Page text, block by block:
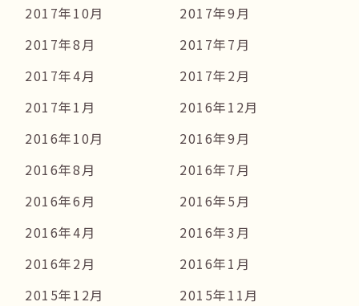
2017年10月
2017年9月
2017年8月
2017年7月
2017年4月
2017年2月
2017年1月
2016年12月
2016年10月
2016年9月
2016年8月
2016年7月
2016年6月
2016年5月
2016年4月
2016年3月
2016年2月
2016年1月
2015年12月
2015年11月